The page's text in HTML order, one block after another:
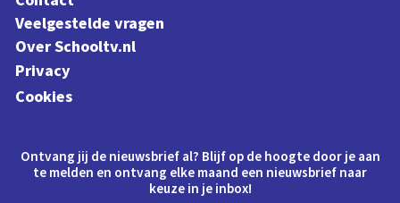
Veelgestelde vragen
Over Schooltv.nl
Privacy
Cookies
Ontvang jij de nieuwsbrief al? Blijf op de hoogte door je aan
te melden en ontvang elke maand een nieuwsbrief naar
keuze in je inbox!